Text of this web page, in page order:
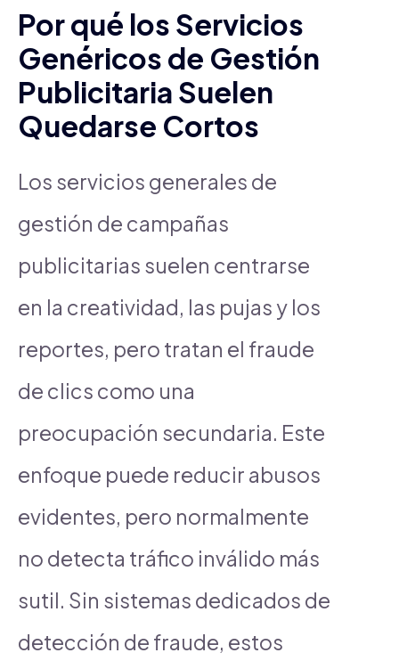
Por qué los Servicios
Genéricos de Gestión
Publicitaria Suelen
Quedarse Cortos
Los servicios generales de
gestión de campañas
publicitarias suelen centrarse
en la creatividad, las pujas y los
reportes, pero tratan el fraude
de clics como una
preocupación secundaria. Este
enfoque puede reducir abusos
evidentes, pero normalmente
no detecta tráfico inválido más
sutil. Sin sistemas dedicados de
detección de fraude, estos